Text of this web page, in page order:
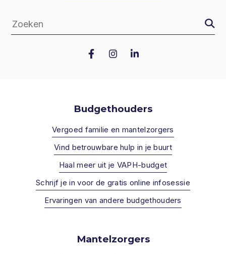
Zoeken
Budgethouders
Vergoed familie en mantelzorgers
Vind betrouwbare hulp in je buurt
Haal meer uit je VAPH-budget
Schrijf je in voor de gratis online infosessie
Ervaringen van andere budgethouders
Mantelzorgers